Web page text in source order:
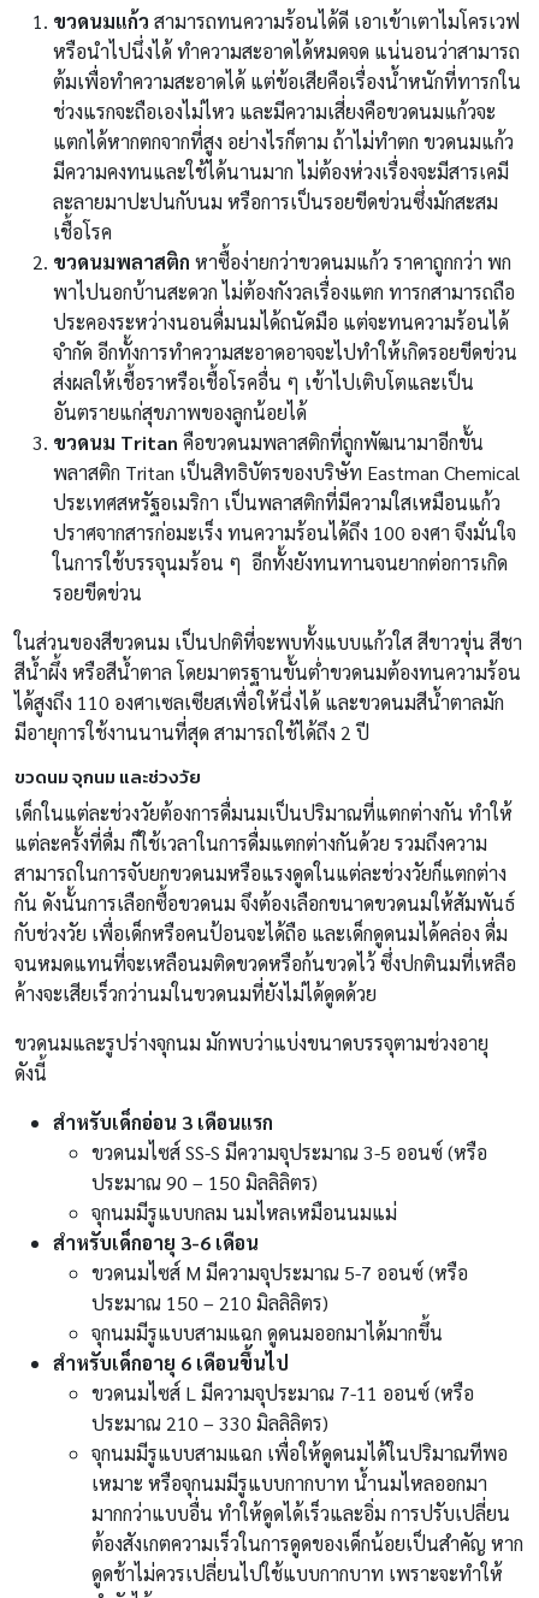
ขวดนมแก้ว สามารถทนความร้อนได้ดี เอาเข้าเตาไมโครเวฟ
หรือนำไปนึ่งได้ ทำความสะอาดได้หมดจด แน่นอนว่าสามารถ
ต้มเพื่อทำความสะอาดได้ แต่ข้อเสียคือเรื่องน้ำหนักที่ทารกใน
ช่วงแรกจะถือเองไม่ไหว และมีความเสี่ยงคือขวดนมแก้วจะ
แตกได้หากตกจากที่สูง อย่างไรก็ตาม ถ้าไม่ทำตก ขวดนมแก้ว
มีความคงทนและใช้ได้นานมาก ไม่ต้องห่วงเรื่องจะมีสารเคมี
ละลายมาปะปนกับนม หรือการเป็นรอยขีดข่วนซึ่งมักสะสม
เชื้อโรค
ขวดนมพลาสติก หาซื้อง่ายกว่าขวดนมแก้ว ราคาถูกกว่า พก
พาไปนอกบ้านสะดวก ไม่ต้องกังวลเรื่องแตก ทารกสามารถถือ
ประคองระหว่างนอนดื่มนมได้ถนัดมือ แต่จะทนความร้อนได้
จำกัด อีกทั้งการทำความสะอาดอาจจะไปทำให้เกิดรอยขีดข่วน
ส่งผลให้เชื้อราหรือเชื้อโรคอื่น ๆ เข้าไปเติบโตและเป็น
อันตรายแก่สุขภาพของลูกน้อยได้
ขวดนม Tritan คือขวดนมพลาสติกที่ถูกพัฒนามาอีกขั้น
พลาสติก Tritan เป็นสิทธิบัตรของบริษัท Eastman Chemical
ประเทศสหรัฐอเมริกา เป็นพลาสติกที่มีความใสเหมือนแก้ว
ปราศจากสารก่อมะเร็ง ทนความร้อนได้ถึง 100 องศา จึงมั่นใจ
ในการใช้บรรจุนมร้อน ๆ อีกทั้งยังทนทานจนยากต่อการเกิด
รอยขีดข่วน
ในส่วนของสีขวดนม เป็นปกติที่จะพบทั้งแบบแก้วใส สีขาวขุ่น สีชา
สีน้ำผึ้ง หรือสีน้ำตาล โดยมาตรฐานขั้นต่ำขวดนมต้องทนความร้อน
ได้สูงถึง 110 องศาเซลเซียสเพื่อให้นึ่งได้ และขวดนมสีน้ำตาลมัก
มีอายุการใช้งานนานที่สุด สามารถใช้ได้ถึง 2 ปี
ขวดนม จุกนม และช่วงวัย
เด็กในแต่ละช่วงวัยต้องการดื่มนมเป็นปริมาณที่แตกต่างกัน ทำให้
แต่ละครั้งที่ดื่ม ก็ใช้เวลาในการดื่มแตกต่างกันด้วย รวมถึงความ
สามารถในการจับยกขวดนมหรือแรงดูดในแต่ละช่วงวัยก็แตกต่าง
กัน ดังนั้นการเลือกซื้อขวดนม จึงต้องเลือกขนาดขวดนมให้สัมพันธ์
กับช่วงวัย เพื่อเด็กหรือคนป้อนจะได้ถือ และเด็กดูดนมได้คล่อง ดื่ม
จนหมดแทนที่จะเหลือนมติดขวดหรือก้นขวดไว้ ซึ่งปกตินมที่เหลือ
ค้างจะเสียเร็วกว่านมในขวดนมที่ยังไม่ได้ดูดด้วย
ขวดนมและรูปร่างจุกนม มักพบว่าแบ่งขนาดบรรจุตามช่วงอายุ
ดังนี้
สำหรับเด็กอ่อน 3 เดือนแรก
ขวดนมไซส์ SS-S มีความจุประมาณ 3-5 ออนซ์ (หรือ
ประมาณ 90 – 150 มิลลิลิตร)
จุกนมมีรูแบบกลม นมไหลเหมือนนมแม่
สำหรับเด็กอายุ 3-6 เดือน
ขวดนมไซส์ M มีความจุประมาณ 5-7 ออนซ์ (หรือ
ประมาณ 150 – 210 มิลลิลิตร)
จุกนมมีรูแบบสามแฉก ดูดนมออกมาได้มากขึ้น
สำหรับเด็กอายุ 6 เดือนขึ้นไป
ขวดนมไซส์ L มีความจุประมาณ 7-11 ออนซ์ (หรือ
ประมาณ 210 – 330 มิลลิลิตร)
จุกนมมีรูแบบสามแฉก เพื่อให้ดูดนมได้ในปริมาณทีพอ
เหมาะ หรือจุกนมมีรูแบบกากบาท น้ำนมไหลออกมา
มากกว่าแบบอื่น ทำให้ดูดได้เร็วและอิ่ม การปรับเปลี่ยน
ต้องสังเกตความเร็วในการดูดของเด็กน้อยเป็นสำคัญ หาก
ดูดช้าไม่ควรเปลี่ยนไปใช้แบบกากบาท เพราะจะทำให้